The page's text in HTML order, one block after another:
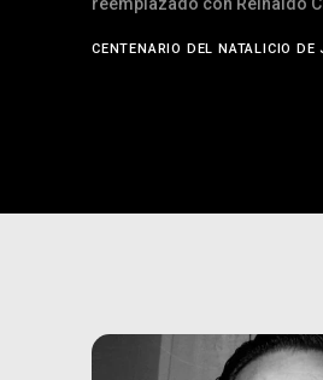
reemplazado con Reinaldo
CENTENARIO DEL NATALICIO DE